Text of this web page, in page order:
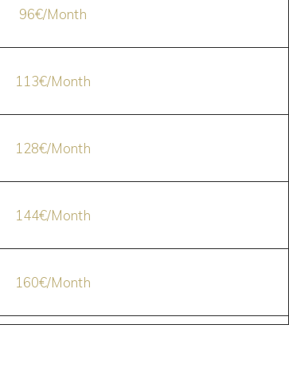
96€/Month
113€/Month
128€/Month
144€/Month
160€/Month